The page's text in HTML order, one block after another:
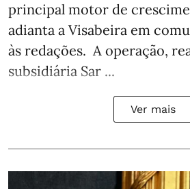
principal motor de
adianta a Visabeira em
às redações. A operação,
subsidiária Sar ...
Ver mais